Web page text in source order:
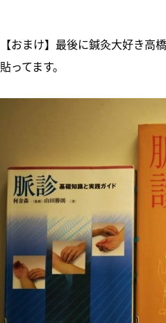
【おまけ】最後に鍼灸大好き
貼ってます。